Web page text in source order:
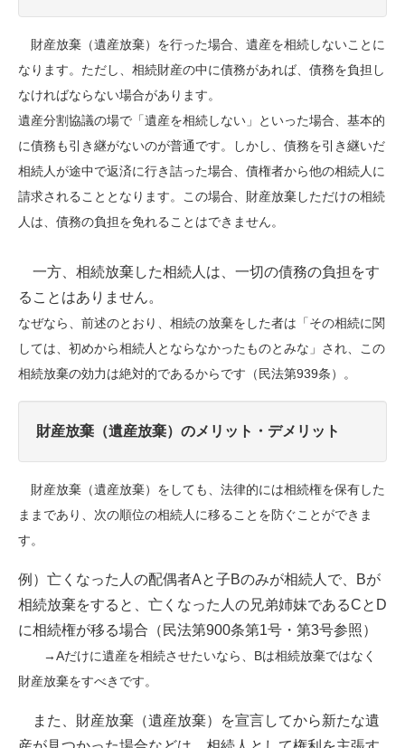
財産放棄（遺産放棄）を行った場合、遺産を相続しないことに
なります。ただし、相続財産の中に債務があれば、債務を負担し
なければならない場合があります。
遺産分割協議の場で「遺産を相続しない」といった場合、基本的
に債務も引き継がないのが普通です。しかし、債務を引き継いだ
相続人が途中で返済に行き詰った場合、債権者から他の相続人に
請求されることとなります。この場合、財産放棄しただけの相続
人は、債務の負担を免れることはできません。
一方、相続放棄した相続人は、一切の債務の負担をす
ることはありません。
なぜなら、前述のとおり、相続の放棄をした者は「その相続に関
しては、初めから相続人とならなかったものとみな」され、この
相続放棄の効力は絶対的であるからです（民法第939条）。
財産放棄（遺産放棄）のメリット・デメリット
財産放棄（遺産放棄）をしても、法律的には相続権を保有した
ままであり、次の順位の相続人に移ることを防ぐことができま
す。
例）亡くなった人の配偶者Aと子Bのみが相続人で、 Bが
相続放棄をすると、亡くなった人の兄弟姉妹であるCと D
に相続権が移る場合（民法第900条第1号・第3号参照）
→Aだけに遺産を相続させたいなら、 Bは相続放棄ではなく
財産放棄をすべきです。
また、財産放棄（遺産放棄）を宣言してから新たな遺